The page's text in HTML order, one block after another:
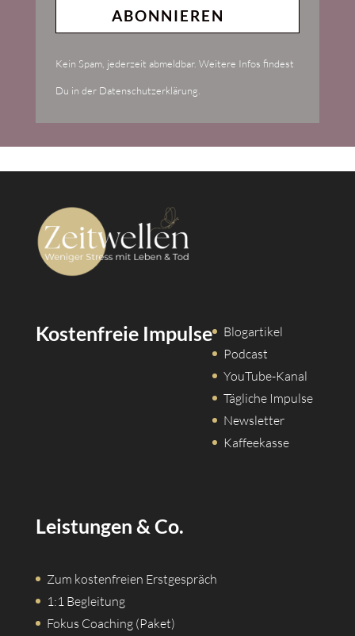
ABONNIEREN
Kein Spam, jederzeit abmeldbar. Weitere Infos findest
Du in der Datenschutzerklärung.
Kostenfreie Impulse
Blogartikel
Podcast
YouTube-Kanal
Tägliche Impulse
Newsletter
Kaffeekasse
Leistungen & Co.
Zum kostenfreien Erstgespräch
1:1 Begleitung
Fokus Coaching (Paket)